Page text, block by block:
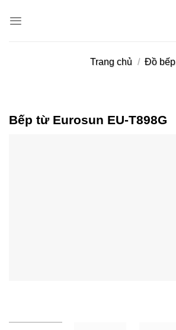
Trang chủ / Đồ bếp
Bếp từ Eurosun EU-T898G